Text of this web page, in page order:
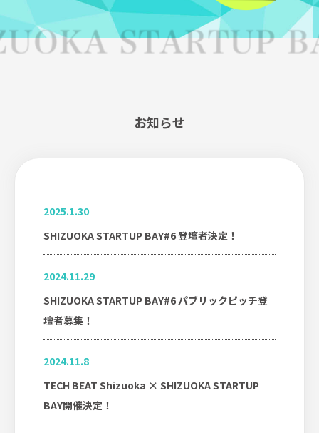
お知らせ
2025.1.30
SHIZUOKA STARTUP BAY#6 登壇者決定！
2024.11.29
SHIZUOKA STARTUP BAY#6 パブリックピッチ登
壇者募集！
2024.11.8
TECH BEAT Shizuoka × SHIZUOKA STARTUP
BAY開催決定！